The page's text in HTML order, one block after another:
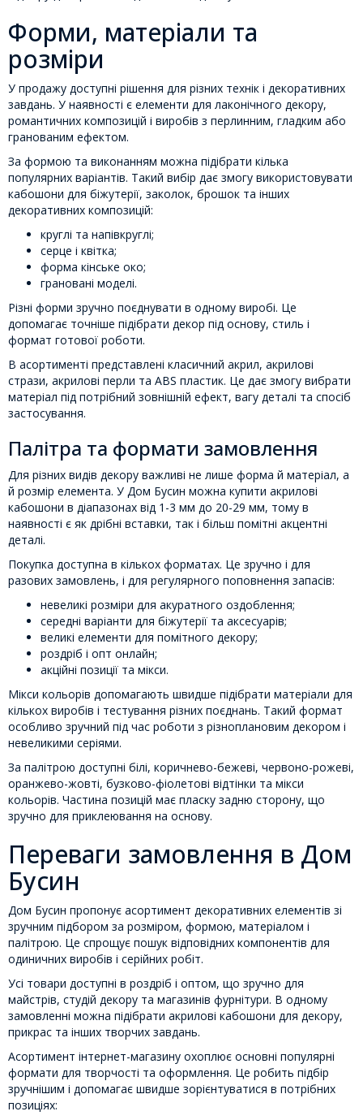
Форми, матеріали та
розміри
У продажу доступні рішення для різних технік і декоративних
завдань. У наявності є елементи для лаконічного декору,
романтичних композицій і виробів з перлинним, гладким або
гранованим ефектом.
За формою та виконанням можна підібрати кілька
популярних варіантів. Такий вибір дає змогу використовувати
кабошони для біжутерії, заколок, брошок та інших
декоративних композицій:
круглі та напівкруглі;
серце і квітка;
форма кінське око;
грановані моделі.
Різні форми зручно поєднувати в одному виробі. Це
допомагає точніше підібрати декор під основу, стиль і
формат готової роботи.
В асортименті представлені класичний акрил, акрилові
стрази, акрилові перли та ABS пластик. Це дає змогу вибрати
матеріал під потрібний зовнішній ефект, вагу деталі та спосіб
застосування.
Палітра та формати замовлення
Для різних видів декору важливі не лише форма й матеріал, а
й розмір елемента. У Дом Бусин можна купити акрилові
кабошони в діапазонах від 1-3 мм до 20-29 мм, тому в
наявності є як дрібні вставки, так і більш помітні акцентні
деталі.
Покупка доступна в кількох форматах. Це зручно і для
разових замовлень, і для регулярного поповнення запасів:
невеликі розміри для акуратного оздоблення;
середні варіанти для біжутерії та аксесуарів;
великі елементи для помітного декору;
роздріб і опт онлайн;
акційні позиції та мікси.
Мікси кольорів допомагають швидше підібрати матеріали для
кількох виробів і тестування різних поєднань. Такий формат
особливо зручний під час роботи з різноплановим декором і
невеликими серіями.
За палітрою доступні білі, коричнево-бежеві, червоно-рожеві,
оранжево-жовті, бузково-фіолетові відтінки та мікси
кольорів. Частина позицій має пласку задню сторону, що
зручно для приклеювання на основу.
Переваги замовлення в Дом
Бусин
Дом Бусин пропонує асортимент декоративних елементів зі
зручним підбором за розміром, формою, матеріалом і
палітрою. Це спрощує пошук відповідних компонентів для
одиничних виробів і серійних робіт.
Усі товари доступні в роздріб і оптом, що зручно для
майстрів, студій декору та магазинів фурнітури. В одному
замовленні можна підібрати акрилові кабошони для декору,
прикрас та інших творчих завдань.
Асортимент інтернет-магазину охоплює основні популярні
формати для творчості та оформлення. Це робить підбір
зручнішим і допомагає швидше зорієнтуватися в потрібних
позиціях: